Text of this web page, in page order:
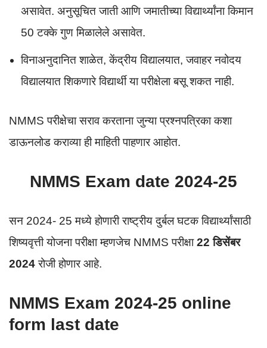
असावेत. अनुसूचित जाती आणि जमातीच्या विद्यार्थ्यांना किमान
50 टक्के गुण मिळालेले असावेत.
विनाअनुदानित शाळेत, केंद्रीय विद्यालयात, जवाहर नवोदय
विद्यालयात शिकणारे विद्यार्थी या परीक्षेला बसू शकत नाही.
NMMS परीक्षेचा सराव करताना जुन्या प्रश्नपत्रिका कशा
डाऊनलोड कराव्या ही माहिती पाहणार आहोत.
NMMS Exam date 2024-25
सन 2024- 25 मध्ये होणारी राष्ट्रीय दुर्बल घटक विद्यार्थ्यांसाठी
शिष्यवृत्ती योजना परीक्षा म्हणजेच NMMS परीक्षा22 डिसेंबर
2024रोजी होणार आहे.
NMMS Exam 2024-25 online
form last date